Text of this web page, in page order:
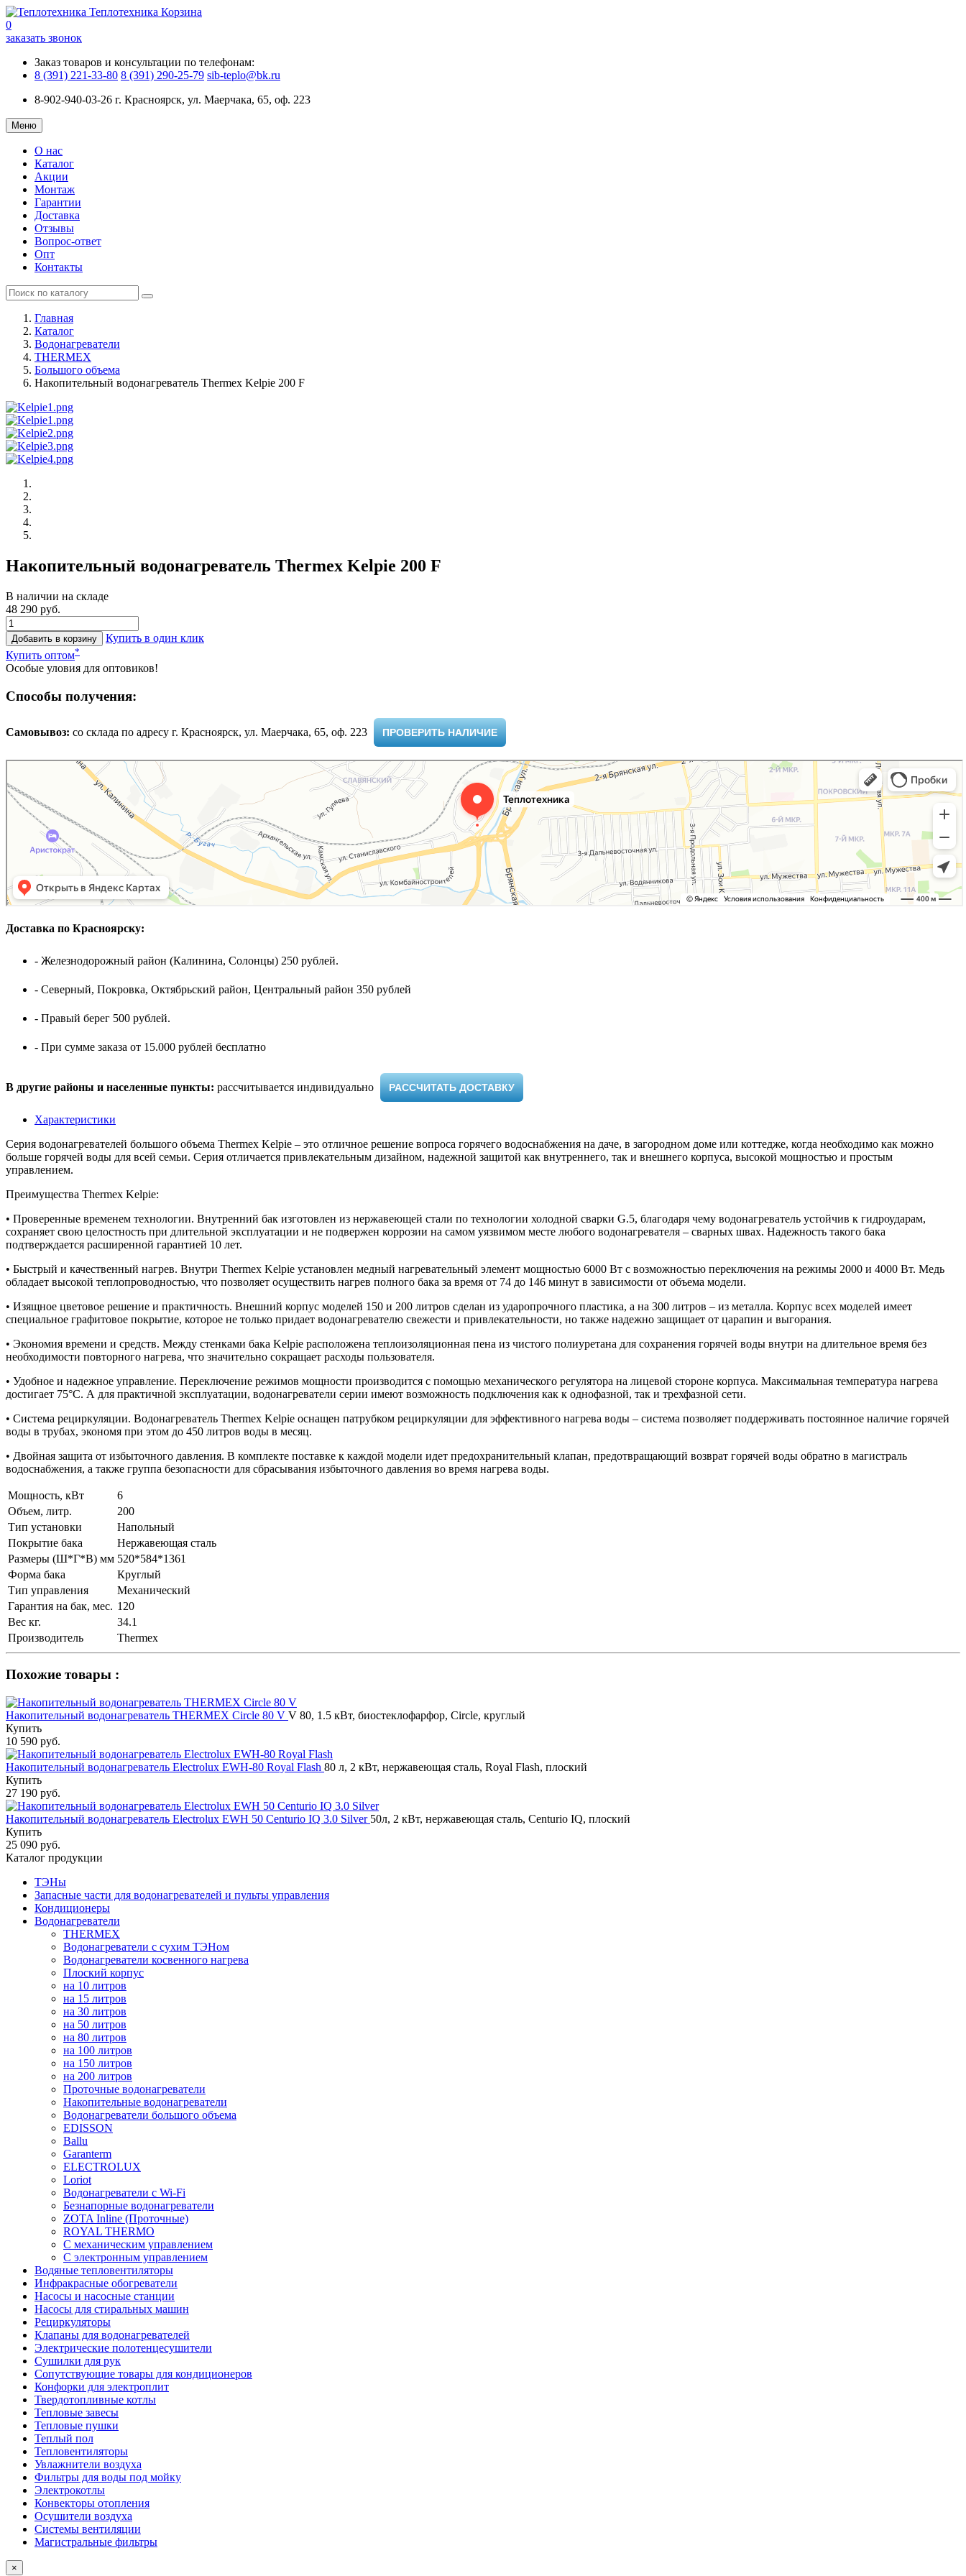
Теплотехника Корзина
0
заказать звонок
Заказ товаров и консультации по телефонам:
8 (391) 221-33-80 8 (391) 290-25-79 sib-teplo@bk.ru
8-902-940-03-26 г. Красноярск, ул. Маерчака, 65, оф. 223
Меню
О нас
Каталог
Акции
Монтаж
Гарантии
Доставка
Отзывы
Вопрос-ответ
Опт
Контакты
Главная
Каталог
Водонагреватели
THERMEX
Большого объема
Накопительный водонагреватель Thermex Kelpie 200 F
Накопительный водонагреватель Thermex Kelpie 200 F
В наличии на складе
48 290 руб.
Добавить в корзину
Купить в один клик
Купить оптом*
Особые уловия для оптовиков!
Способы получения:
Самовывоз: cо склада по адресу г. Красноярск, ул. Маерчака, 65, оф. 223 ​ ПРОВЕРИТЬ НАЛИЧИЕ
Доставка по Красноярску:
- Железнодорожный район (Калинина, Солонцы) 250 рублей.
- Северный, Покровка, Октябрьский район, Центральный район 350 рублей
- Правый берег 500 рублей.
- При сумме заказа от 15.000 рублей бесплатно
В другие районы и населенные пункты: рассчитывается индивидуально ​ РАССЧИТАТЬ ДОСТАВКУ
Характеристики
Серия водонагревателей большого объема Thermex Kelpie – это отличное решение вопроса горячего водоснабжения на даче, в загородном доме или коттедже, когда необходимо как можно
больше горячей воды для всей семьи. Серия отличается привлекательным дизайном, надежной защитой как внутреннего, так и внешнего корпуса, высокой мощностью и простым
управлением.
Преимущества Thermex Kelpie:
• Проверенные временем технологии. Внутренний бак изготовлен из нержавеющей стали по технологии холодной сварки G.5, благодаря чему водонагреватель устойчив к гидроударам,
сохраняет свою целостность при длительной эксплуатации и не подвержен коррозии на самом уязвимом месте любого водонагревателя – сварных швах. Надежность такого бака
подтверждается расширенной гарантией 10 лет.
• Быстрый и качественный нагрев. Внутри Thermex Kelpie установлен медный нагревательный элемент мощностью 6000 Вт с возможностью переключения на режимы 2000 и 4000 Вт. Медь
обладает высокой теплопроводностью, что позволяет осуществить нагрев полного бака за время от 74 до 146 минут в зависимости от объема модели.
• Изящное цветовое решение и практичность. Внешний корпус моделей 150 и 200 литров сделан из ударопрочного пластика, а на 300 литров – из металла. Корпус всех моделей имеет
специальное графитовое покрытие, которое не только придает водонагревателю свежести и привлекательности, но также надежно защищает от царапин и выгорания.
• Экономия времени и средств. Между стенками бака Kelpie расположена теплоизоляционная пена из чистого полиуретана для сохранения горячей воды внутри на длительное время без
необходимости повторного нагрева, что значительно сокращает расходы пользователя.
• Удобное и надежное управление. Переключение режимов мощности производится с помощью механического регулятора на лицевой стороне корпуса. Максимальная температура нагрева
достигает 75°С. А для практичной эксплуатации, водонагреватели серии имеют возможность подключения как к однофазной, так и трехфазной сети.
• Система рециркуляции. Водонагреватель Thermex Kelpie оснащен патрубком рециркуляции для эффективного нагрева воды – система позволяет поддерживать постоянное наличие горячей
воды в трубах, экономя при этом до 450 литров воды в месяц.
• Двойная защита от избыточного давления. В комплекте поставке к каждой модели идет предохранительный клапан, предотвращающий возврат горячей воды обратно в магистраль
водоснабжения, а также группа безопасности для сбрасывания избыточного давления во время нагрева воды.
Мощность, кВт
6
Объем, литр.
200
Тип установки
Напольный
Покрытие бака
Нержавеющая сталь
Размеры (Ш*Г*В) мм 520*584*1361
Форма бака
Круглый
Тип управления
Механический
Гарантия на бак, мес. 120
Вес кг.
34.1
Производитель
Thermex
Похожие товары :
Накопительный водонагреватель THERMEX Circle 80 V V 80, 1.5 кВт, биостеклофарфор, Circle, круглый
Купить
10 590 руб.
Накопительный водонагреватель Electrolux EWH-80 Royal Flash 80 л, 2 кВт, нержавеющая сталь, Royal Flash, плоский
Купить
27 190 руб.
Накопительный водонагреватель Electrolux EWH 50 Centurio IQ 3.0 Silver 50л, 2 кВт, нержавеющая сталь, Centurio IQ, плоский
Купить
25 090 руб.
Каталог продукции
ТЭНы
Запасные части для водонагревателей и пульты управления
Кондиционеры
Водонагреватели
THERMEX
Водонагреватели с сухим ТЭНом
Водонагреватели косвенного нагрева
Плоский корпус
на 10 литров
на 15 литров
на 30 литров
на 50 литров
на 80 литров
на 100 литров
на 150 литров
на 200 литров
Проточные водонагреватели
Накопительные водонагреватели
Водонагреватели большого объема
EDISSON
Ballu
Garanterm
ELECTROLUX
Loriot
Водонагреватели с Wi-Fi
Безнапорные водонагреватели
ZOTA Inline (Проточные)
ROYAL THERMO
С механическим управлением
С электронным управлением
Водяные тепловентиляторы
Инфракрасные обогреватели
Насосы и насосные станции
Насосы для стиральных машин
Рециркуляторы
Клапаны для водонагревателей
Электрические полотенцесушители
Сушилки для рук
Сопутствующие товары для кондиционеров
Конфорки для электроплит
Твердотопливные котлы
Тепловые завесы
Тепловые пушки
Теплый пол
Тепловентиляторы
Увлажнители воздуха
Фильтры для воды под мойку
Электрокотлы
Конвекторы отопления
Осушители воздуха
Системы вентиляции
Магистральные фильтры
×